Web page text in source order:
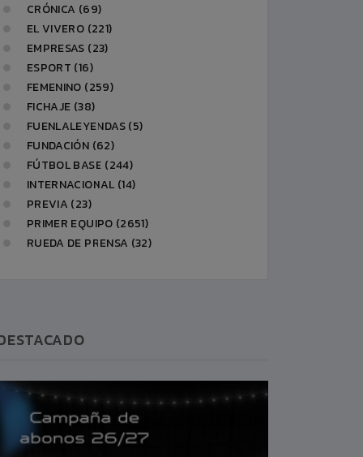
CRÓNICA (69)
EL VIVERO (221)
EMPRESAS (23)
ESPORT (16)
FEMENINO (259)
FICHAJE (38)
FUENLALEYENDAS (5)
FUNDACIÓN (62)
FÚTBOL BASE (244)
INTERNACIONAL (14)
PREVIA (23)
PRIMER EQUIPO (2651)
RUEDA DE PRENSA (32)